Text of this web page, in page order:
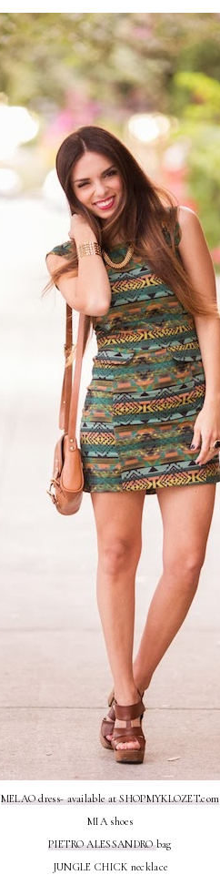
MELAO dress- available at SHOPMYKLOZET.com
MIA shoes
PIETRO ALESSANDRObag
JUNGLE CHICK necklace